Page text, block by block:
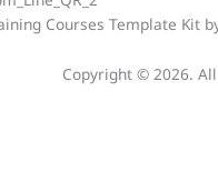
Courses Template Kit
Copyright © 2026.